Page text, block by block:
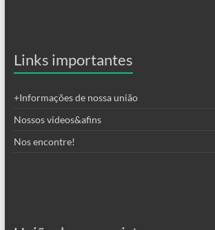
Links importantes
+Informações de nossa união
Nossos videos&afins
Nos encontre!